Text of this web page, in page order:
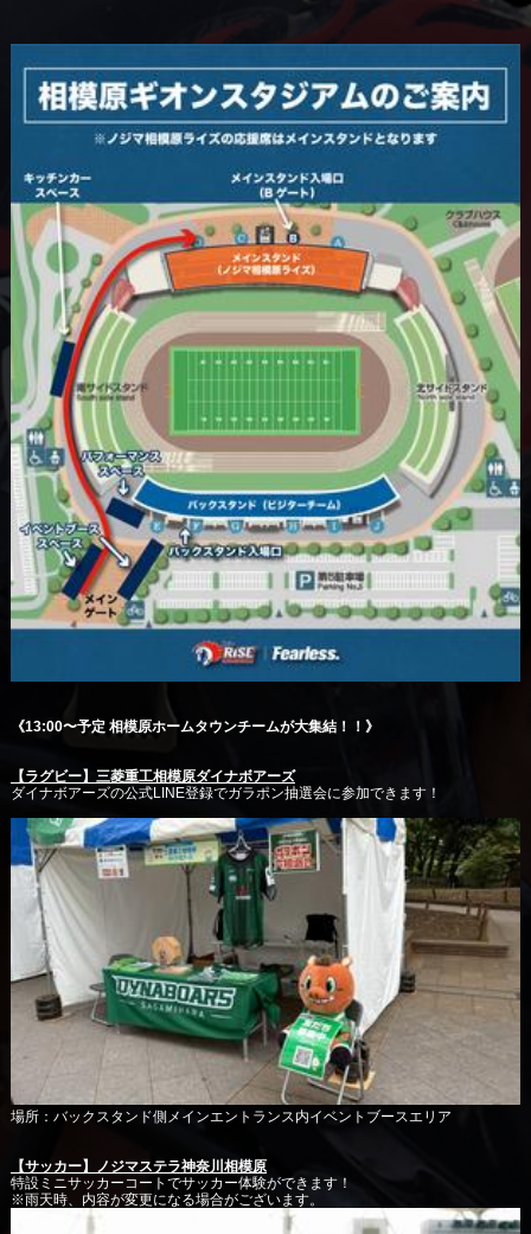
《13:00〜予定 相模原ホームタウンチームが大集結！！》
【ラグビー】三菱重工相模原ダイナボアーズ
ダイナボアーズの公式LINE登録でガラポン抽選会に参加できます！
場所：バックスタンド側メインエントランス内イベントブースエリア
【サッカー】ノジマステラ神奈川相模原
特設ミニサッカーコートでサッカー体験ができます！
※雨天時、内容が変更になる場合がございます。